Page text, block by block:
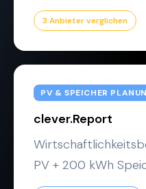
3 Anbieter verglichen
PV & SPEICHER
clever.Report
PV + 200 kWh